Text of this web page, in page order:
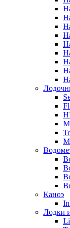
Каноэ
Лодки